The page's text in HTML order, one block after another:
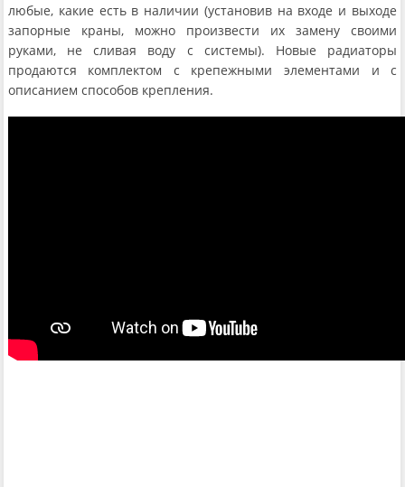
любые, какие есть в наличии (установив на входе и выходе
запорные краны, можно произвести их замену своими
руками, не сливая воду с системы). Новые радиаторы
продаются комплектом с крепежными элементами и с
описанием способов крепления.